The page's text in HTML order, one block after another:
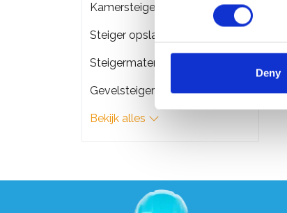
Deny
Kamersteigers
Steiger opslag & transport
Steigermateriaal
Gevelsteigers
Bekijk alles